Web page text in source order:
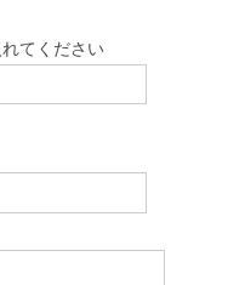
てください